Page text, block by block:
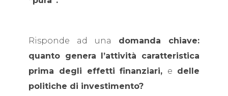
Risponde ad una domanda chiave:
quanto genera l’attività caratteristica
prima degli effetti finanziari, e delle
politiche di investimento?